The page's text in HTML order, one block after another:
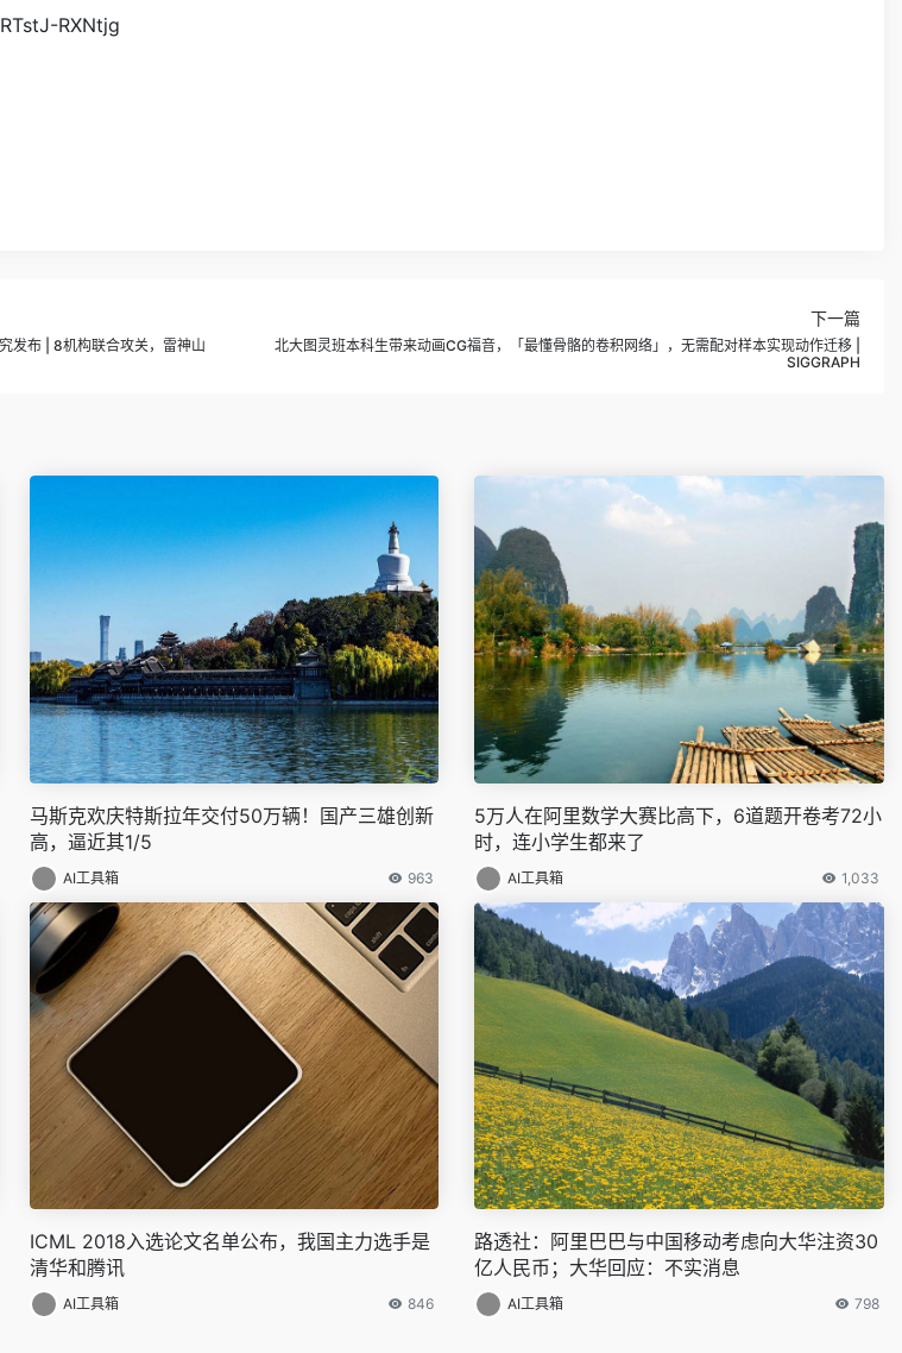
RXNtjg
发布 | 8机构联合攻关，雷神山
下一篇
北大图灵班本科生带来动画CG福音，「最懂骨骼的卷积网络」，无需配对样本实现动作迁移 |
SIGGRAPH
马斯克欢庆特斯拉年交付50万辆！国产三雄创新
高，逼近其1/5
AI工具箱 963
5万人在阿里数学大赛比高下，6道题开卷考72小
时，连小学生都来了
AI工具箱 1,033
ICML 2018入选论文名单公布，我国主力选手是
清华和腾讯
AI工具箱 846
路透社：阿里巴巴与中国移动考虑向大华注资30
亿人民币；大华回应：不实消息
AI工具箱 798